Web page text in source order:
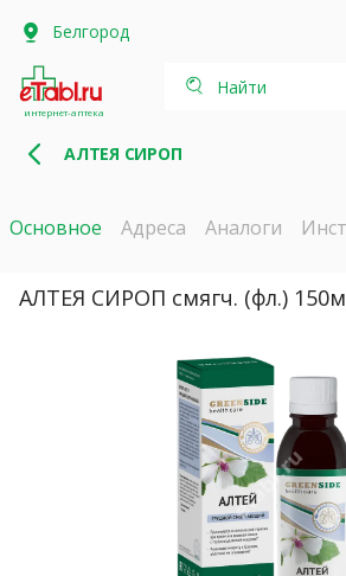
Белгород
интернет-аптека
Найти
АЛТЕЯ СИРОП
Основное Адреса Аналоги
АЛТЕЯ СИРОП смягч. (фл.)